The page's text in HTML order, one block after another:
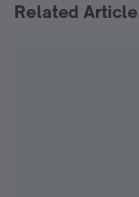
Related